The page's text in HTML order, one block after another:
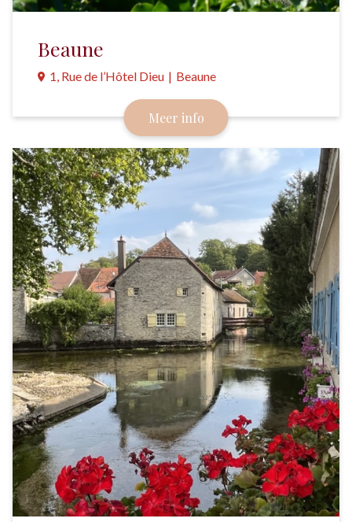
Beaune
1, Rue de l’Hôtel Dieu | Beaune
Omgeven door prestigieuze wijngaarden en
gezegend met een rijk erfgoed.
Meer info